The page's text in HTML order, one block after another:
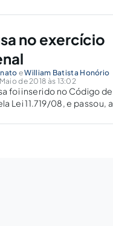
de determinado ilícito
no exercício
eWilliam Batista Honório
de 2018 às 13:02
foi inserido no Código de
Lei 11.719/08, e passou, a
ou queixa-crime.